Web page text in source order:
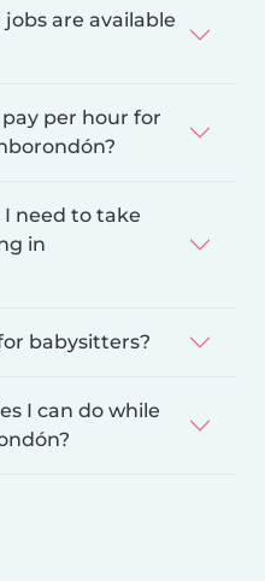
are available
per hour for
need to take
in
babysitters?
I can do while